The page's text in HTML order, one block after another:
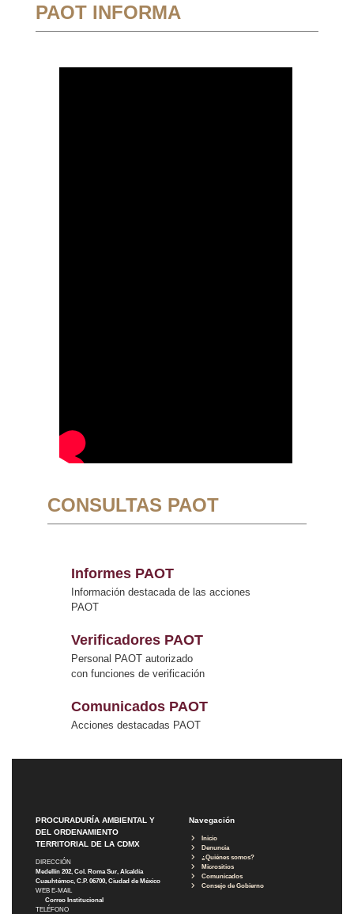
PAOT INFORMA
CONSULTAS PAOT
Informes PAOT
Información destacada de las acciones
PAOT
Verificadores PAOT
Personal PAOT autorizado
con funciones de verificación
Comunicados PAOT
Acciones destacadas PAOT
PROCURADURÍA AMBIENTAL Y
DEL ORDENAMIENTO
TERRITORIAL DE LA CDMX
DIRECCIÓN
Medellín 202, Col. Roma Sur, Alcaldía
Cuauhtémoc, C.P. 06700, Ciudad de México
WEB E-MAIL
Correo Institucional
TELÉFONO
Navegación
Inicio
Denuncia
¿Quiénes somos?
Micrositios
Comunicados
Consejo de Gobierno